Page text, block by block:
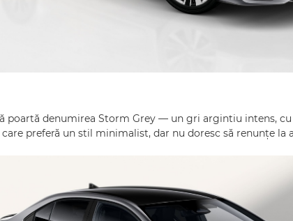
poartă denumirea Storm Grey — un gri argintiu intens,
preferă un stil minimalist, dar nu doresc să renunțe la